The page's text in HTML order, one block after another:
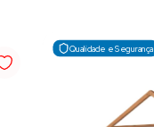
Qualidade e Segurança